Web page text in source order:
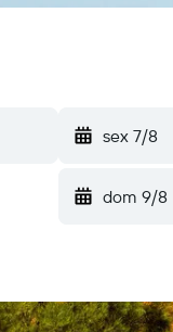
sex 7/8
dom 9/8